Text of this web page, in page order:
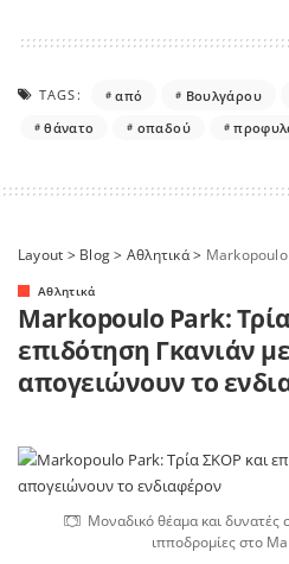
TAGS: από Βουλγάρου
θάνατο
οπαδού
Layout > Blog> Αθλητικά> Markopoulo Park: Τρία
Αθλητικά
Markopoulo Park:
επιδότηση Γκανιάν
απογειώνουν το
Μοναδικό θέαμα και δυνατές
ιπποδρομίες στο